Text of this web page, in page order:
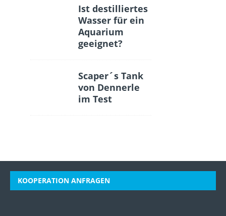
Ist destilliertes
Wasser für ein
Aquarium
geeignet?
Scaper´s Tank
von Dennerle
im Test
KOOPERATION ANFRAGEN